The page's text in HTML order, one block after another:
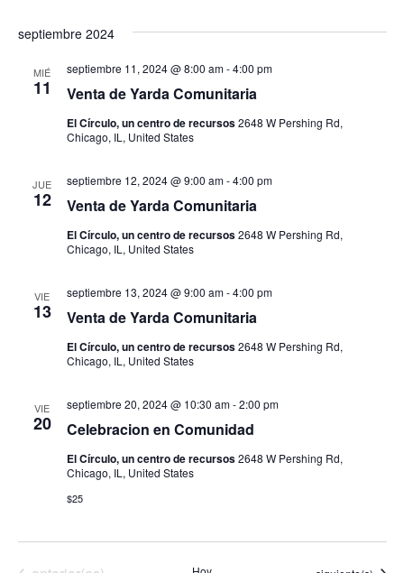
septiembre 2024
MIÉ
11 Venta de Yarda Comunitaria
septiembre 11, 2024 @ 8:00 am-4:00 pm
El Círculo, un centro de recursos2648 W Pershing Rd,
Chicago, IL, United States
JUE
12 Venta de Yarda Comunitaria
septiembre 12, 2024 @ 9:00 am-4:00 pm
El Círculo, un centro de recursos2648 W Pershing Rd,
Chicago, IL, United States
VIE
13 Venta de Yarda Comunitaria
septiembre 13, 2024 @ 9:00 am-4:00 pm
El Círculo, un centro de recursos2648 W Pershing Rd,
Chicago, IL, United States
VIE
20 Celebracion en Comunidad
septiembre 20, 2024 @ 10:30 am-2:00 pm
El Círculo, un centro de recursos2648 W Pershing Rd,
Chicago, IL, United States
$25